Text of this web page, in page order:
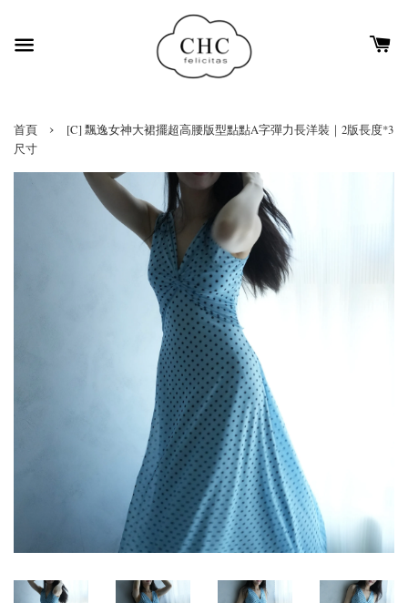
首頁 ›
[C] 飄逸女神大裙擺超高腰版型點點A字彈力長洋裝｜2版長度*3
尺寸